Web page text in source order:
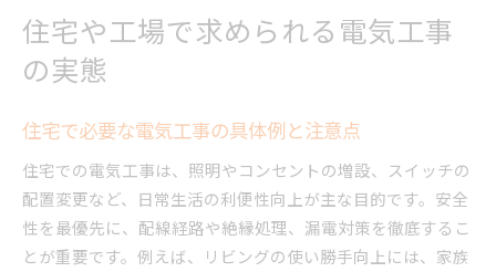
住宅や工場で求められる電気工事
の実態
住宅で必要な電気工事の具体例と注意点
住宅での電気工事は、照明やコンセントの増設、スイッチの
配置変更など、日常生活の利便性向上が主な目的です。安全
性を最優先に、配線経路や絶縁処理、漏電対策を徹底するこ
とが重要です。例えば、リビングの使い勝手向上には、家族